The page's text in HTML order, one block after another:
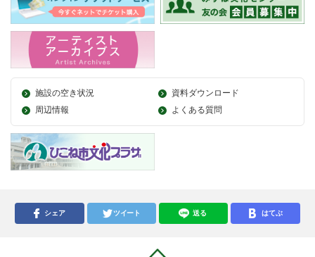
施設の空き状況
資料ダウンロード
周辺情報
よくある質問
シェア ツイート 送る はてぶ